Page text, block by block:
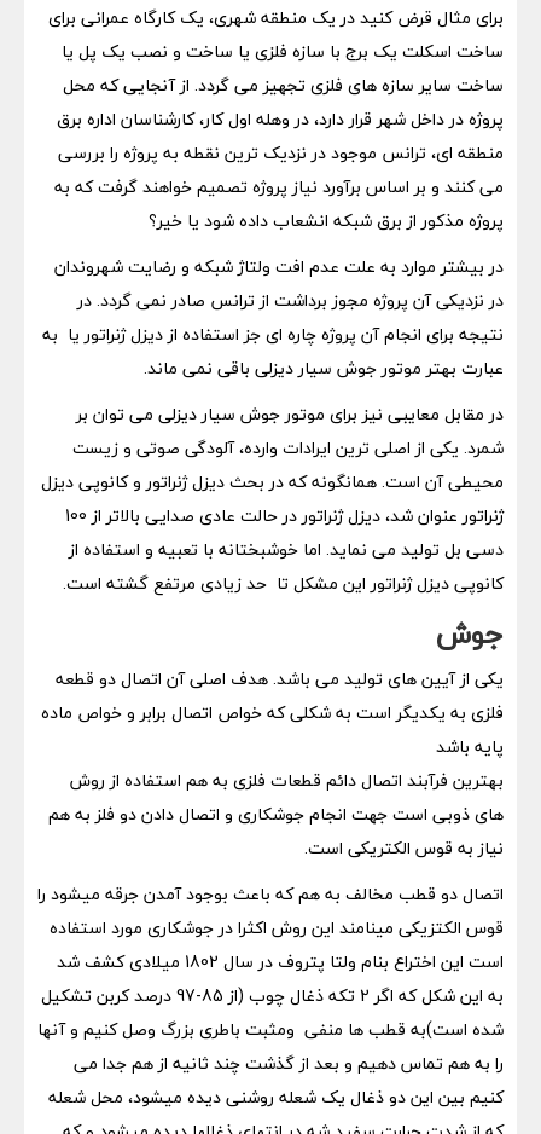
برای مثال قرض کنید در یک منطقه شهری، یک کارگاه عمرانی برای
ساخت اسکلت یک برج با سازه فلزی یا ساخت و نصب یک پل یا
ساخت سایر سازه های فلزی تجهیز می گردد. از آنجایی که محل
پروژه در داخل شهر قرار دارد، در وهله اول کار، کارشناسان اداره برق
منطقه ای، ترانس موجود در نزدیک ترین نقطه به پروژه را بررسی
می کنند و بر اساس برآورد نیاز پروژه تصمیم خواهند گرفت که به
پروژه مذکور از برق شبکه انشعاب داده شود یا خیر؟
در بیشتر موارد به علت عدم افت ولتاژ شبکه و رضایت شهروندان
در نزدیکی آن پروژه مجوز برداشت از ترانس صادر نمی گردد. در
نتیجه برای انجام آن پروژه چاره ای جز استفاده از دیزل ژنراتور یا به
عبارت بهتر موتور جوش سیار دیزلی باقی نمی ماند.
در مقابل معایبی نیز برای موتور جوش سیار دیزلی می توان بر
شمرد. یکی از اصلی ترین ایرادات وارده، آلودگی صوتی و زیست
محیطی آن است. همانگونه که در بحث دیزل ژنراتور و کانوپی دیزل
ژنراتور عنوان شد، دیزل ژنراتور در حالت عادی صدایی بالاتر از 100
دسی بل تولید می نماید. اما خوشبختانه با تعبیه و استفاده از
کانوپی دیزل ژنراتور این مشکل تا حد زیادی مرتفع گشته است.
جوش
یکی از آیین های تولید می باشد. هدف اصلی آن اتصال دو قطعه
فلزی به یکدیگر است به شکلی که خواص اتصال برابر و خواص ماده
پایه باشد
بهترین فرآبند اتصال دائم قطعات فلزی به هم استفاده از روش
های ذوبی است جهت انجام جوشکاری و اتصال دادن دو فلز به هم
نیاز به قوس الکتریکی است.
اتصال دو قطب مخالف به هم که باعث بوجود آمدن جرقه میشود را
قوس الکتزیکی مینامند این روش اکثرا در جوشکاری مورد استفاده
است این اختراع بنام ولتا پتروف در سال 1802 میلادی کشف شد
به این شکل که اگر 2 تکه ذغال چوب (از 85-97 درصد کربن تشکیل
شده است)به قطب ها منفی ومثبت باطری بزرگ وصل کنیم و آنها
را به هم تماس دهیم و بعد از گذشت چند ثانیه از هم جدا می
کنیم بین این دو ذغال یک شعله روشنی دیده میشود، محل شعله